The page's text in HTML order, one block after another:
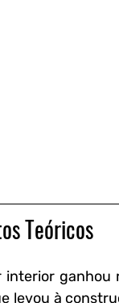
Teóricos
levou à